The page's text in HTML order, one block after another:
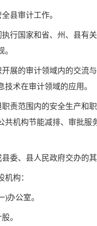
县审计工作。
执行国家和省、州、县有
。
开展的审计领域内的交流
技术在审计领域的应用。
职责范围内的安全生产和
共机构节能减排、审批服
县委、县人民政府交办的其
构：
)办公室。
。